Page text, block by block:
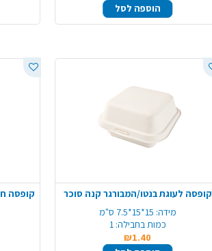
הוספה לסל
קופסה לעוגת בנטו/המבורגר קנה סוכר
מידה: 15*15*7.5 ס"מ
כמות בחבילה: 1
₪1.40